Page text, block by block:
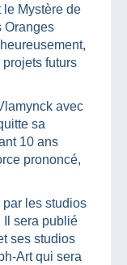
le Mystère de
Oranges
projets futurs
avec
sa
10 ans
prononcé,
les studios
Il sera publié
ses studios
Art qui sera